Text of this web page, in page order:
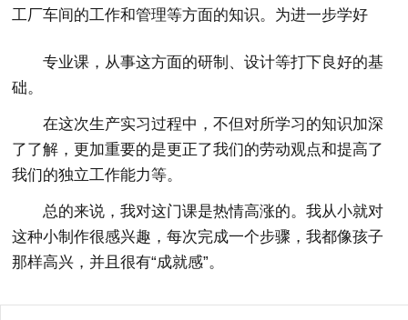
工厂车间的工作和管理等方面的知识。为进一步学好
专业课，从事这方面的研制、设计等打下良好的基
础。
在这次生产实习过程中，不但对所学习的知识加深
了了解，更加重要的是更正了我们的劳动观点和提高了
我们的独立工作能力等。
总的来说，我对这门课是热情高涨的。我从小就对
这种小制作很感兴趣，每次完成一个步骤，我都像孩子
那样高兴，并且很有“成就感”。